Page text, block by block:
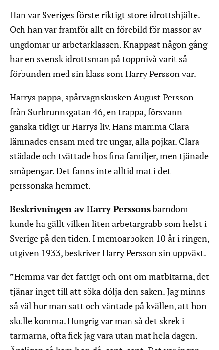
Han var Sveriges förste riktigt store idrottshjälte.
Och han var framför allt en förebild för massor av
ungdomar ur arbetarklassen. Knappast någon gång
har en svensk idrottsman på toppnivå varit så
förbunden med sin klass som Harry Persson var.
Harrys pappa, spårvagnskusken August Persson
från Surbrunnsgatan 46, en trappa, försvann
ganska tidigt ur Harrys liv. Hans mamma Clara
lämnades ensam med tre ungar, alla pojkar. Clara
städade och tvättade hos fina familjer, men tjänade
småpengar. Det fanns inte alltid mat i det
perssonska hemmet.
Beskrivningen av Harry Perssonsbarndom
kunde ha gällt vilken liten arbetargrabb som helst i
Sverige på den tiden. I memoarboken 10 år i ringen,
utgiven 1933, beskriver Harry Persson sin uppväxt.
”Hemma var det fattigt och ont om matbitarna, det
tjänar inget till att söka dölja den saken. Jag minns
så väl hur man satt och väntade på kvällen, att hon
skulle komma. Hungrig var man så det skrek i
tarmarna, ofta fick jag vara utan mat hela dagen.